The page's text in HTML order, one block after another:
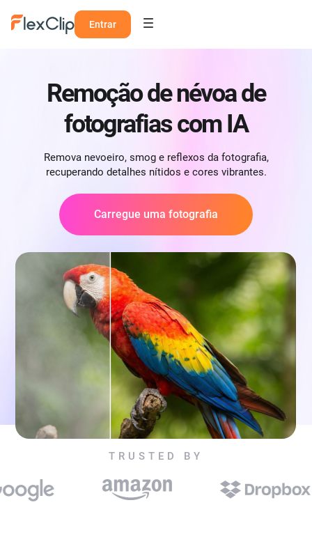
Entrar
Remoção de névoa de
fotografias com IA
Remova nevoeiro, smog e reflexos da fotografia,
recuperando detalhes nítidos e cores vibrantes.
Carregue uma fotografia
TRUSTED BY